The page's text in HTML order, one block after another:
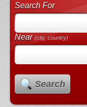
Search For
Near(city, country)
Search